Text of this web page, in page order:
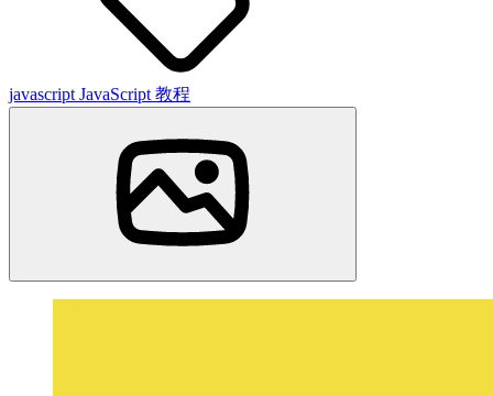
javascript JavaScript 教程